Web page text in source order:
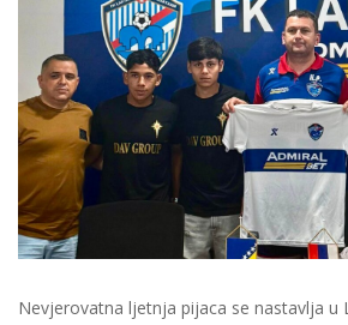
Nevjerovatna ljetnja pijaca se nastavlja u